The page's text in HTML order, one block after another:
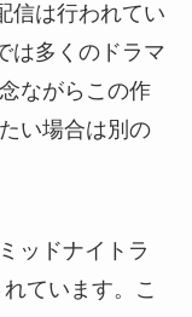
信は行われてい
は多くのドラマ
ながらこの作
い場合は別の
ッドナイトラ
ています。こ